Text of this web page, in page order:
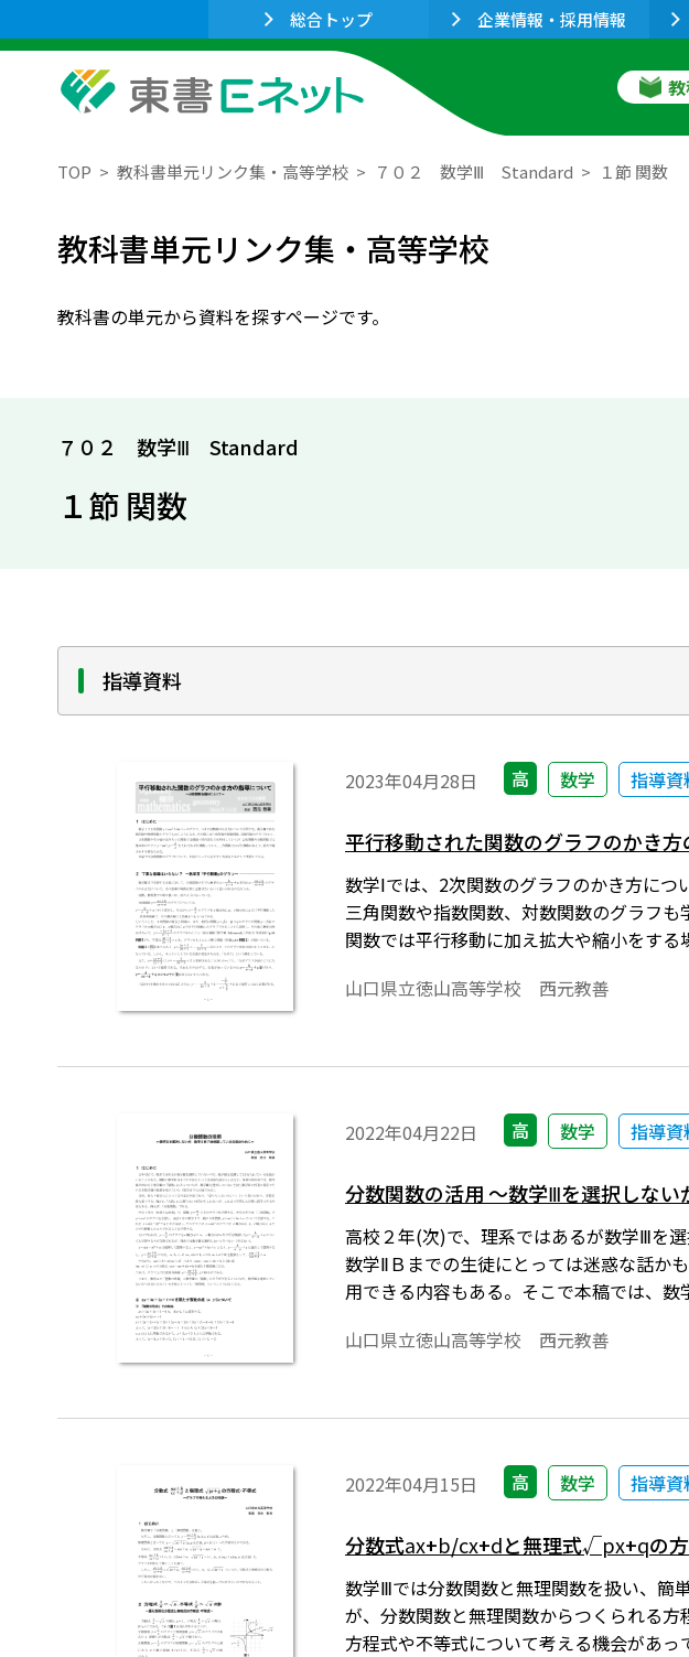
総合トップ 企業情報・採用情報
TOP 教科書単元リンク集・高等学校 ７０２ 数学Ⅲ Standard １節 関数
教科書単元リンク集・高等学校
教科書の単元から資料を探すページです。
７０２ 数学Ⅲ Standard
１節 関数
指導資料
2023年04月28日 高 数学 指導資
平行移動された関数のグラフのかき
数学Ⅰでは、2次関数のグラフのかき方に
三角関数や指数関数、対数関数のグラフ
関数では平行移動に加え拡大や縮小をす
山口県立徳山高等学校 西元教善
2022年04月22日 高 数学 指導資
分数関数の活用 ～数学Ⅲを選択しな
高校２年(次)で、理系ではあるが数学Ⅲを
数学ⅡＢまでの生徒にとっては迷惑な話か
用できる内容もある。そこで本稿では、
導入されていることが必要です。会員向け
山口県立徳山高等学校 西元教善
2022年04月15日 高 数学 指導資
分数式ax+b/cx+dと無理式√px+qの
数学Ⅲでは分数関数と無理関数を扱い、簡
が、分数関数と無理関数からつくられる
方程式や不等式について考える機会があ